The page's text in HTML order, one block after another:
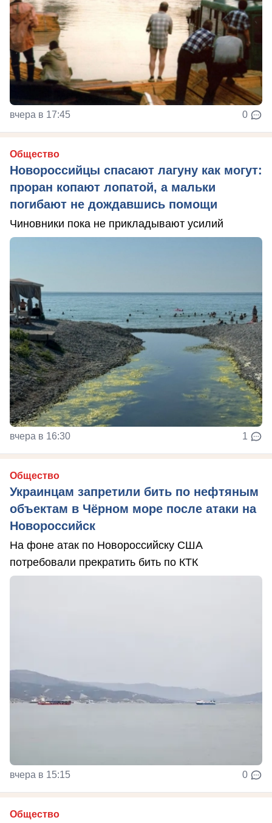
вчера в 17:45 0
Общество
Новороссийцы спасают лагуну как могут:
проран копают лопатой, а мальки
погибают не дождавшись помощи
Чиновники пока не прикладывают усилий
вчера в 16:30 1
Общество
Украинцам запретили бить по нефтяным
объектам в Чёрном море после атаки на
Новороссийск
На фоне атак по Новороссийску США
потребовали прекратить бить по КТК
вчера в 15:15 0
Общество